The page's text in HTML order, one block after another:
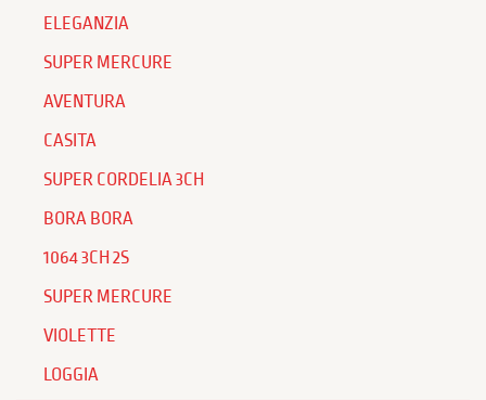
ELEGANZIA
SUPER MERCURE
AVENTURA
CASITA
SUPER CORDELIA 3CH
BORA BORA
1064 3CH 2S
SUPER MERCURE
VIOLETTE
LOGGIA